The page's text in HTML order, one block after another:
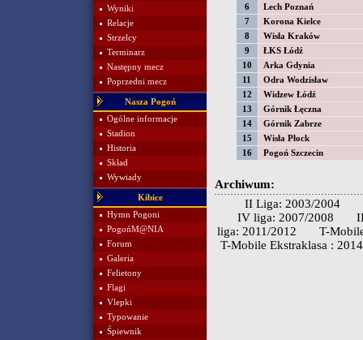
Wyniki
Relacje
Strzelcy
Terminarz
Następny mecz
Poprzedni mecz
Nasza Pogoń
Ogólne informacje
Stadion
Historia
Skład
Wywiady
Kibice
Hymn Pogoni
PogońM@NIA
Forum
Galeria
Felietony
Flagi
Vlepki
Typowanie
Śpiewnik
6
Lech Poznań
7
Korona Kielce
8
Wisła Kraków
9
ŁKS Łódź
10
Arka Gdynia
11
Odra Wodzisław
12
Widzew Łódź
13
Górnik Łęczna
14
Górnik Zabrze
15
Wisła Płock
16
Pogoń Szczecin
Archiwum:
II Liga: 2003/2004
IV liga: 2007/2008
liga: 2011/2012
T-
T-Mobile Ekstraklasa :